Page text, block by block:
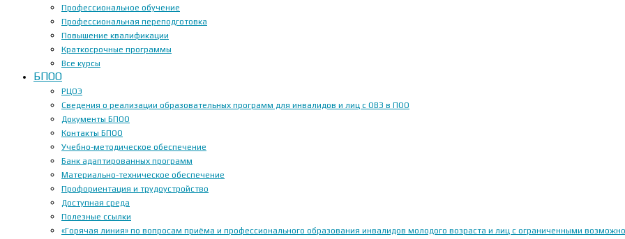
Профессиональное обучение
Профессиональная переподготовка
Повышение квалификации
Краткосрочные программы
Все курсы
БПОО
РЦОЭ
Сведения о реализации образовательных программ для инвалидов и лиц с ОВЗ в ПОО
Документы БПОО
Контакты БПОО
Учебно-методическое обеспечение
Банк адаптированных программ
Материально-техническое обеспечение
Профориентация и трудоустройство
Доступная среда
Полезные ссылки
«Горячая линия» по вопросам приёма и профессионального образования инвалидов молодого возраста и лиц с ограниченными